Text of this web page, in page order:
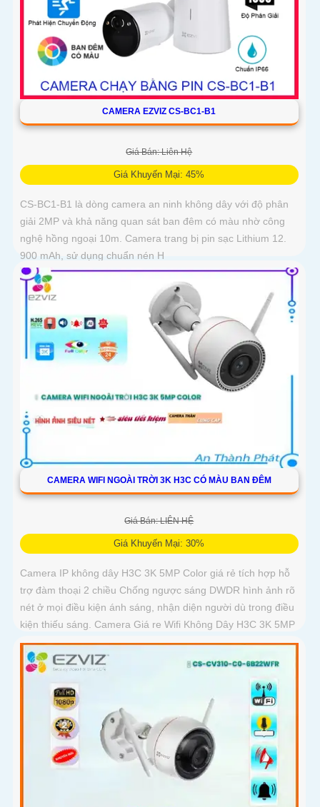
CAMERA EZVIZ CS-BC1-B1
Giá Bán: Liên Hệ
Giá Khuyến Mại: 45%
CS-BC1-B1 là dòng camera an ninh không dây với độ phân
giải 2MP và khả năng quan sát ban đêm có màu nhờ công
nghệ hồng ngoại 10m. Camera trang bị pin sạc Lithium 12.
900 mAh, sử dụng chuẩn nén H
CAMERA WIFI NGOÀI TRỜI 3K H3C CÓ MÀU BAN ĐÊM
Giá Bán: LIÊN HỆ
Giá Khuyến Mại: 30%
Camera IP không dây H3C 3K 5MP Color giá rẻ tích hợp hỗ
trợ đàm thoại 2 chiều Chống ngược sáng DWDR hình ảnh rõ
nét ở mọi điều kiện ánh sáng, nhận diện người dù trong điều
kiện thiếu sáng. Camera Giá re Wifi Không Dây H3C 3K 5MP
Color siêu sáng, đẹp